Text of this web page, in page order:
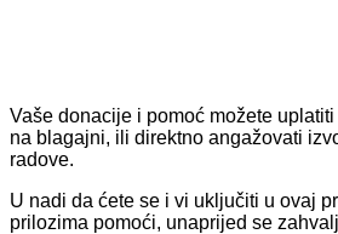
Vaše donacije i pomoć možete
na blagajni, ili direktno angažovati
radove.
U nadi da ćete se i vi uključiti u ovaj
prilozima pomoći, unaprijed se